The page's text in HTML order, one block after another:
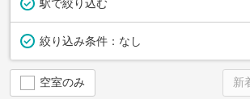
駅で絞り込む
絞り込み条件： なし
空室のみ